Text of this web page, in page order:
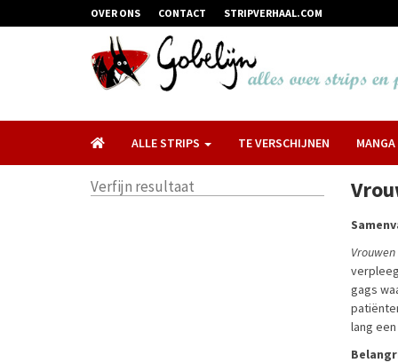
OVER ONS CONTACT STRIPVERHAAL.COM
ALLE STRIPS TE VERSCHIJNEN MANGA
Verfijn resultaat
Vrouwen
gags
lang